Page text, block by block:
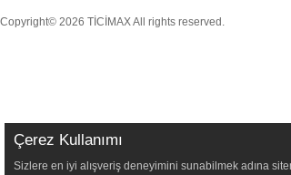
Copyright© 2026 TİCİMAX All rights reserved.
Çerez Kullanımı
Sizlere en iyi alışveriş deneyimini sunabilmek adına